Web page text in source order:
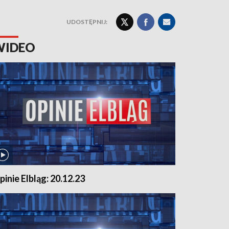
UDOSTĘPNIJ:
Elbląg: 20.12.23